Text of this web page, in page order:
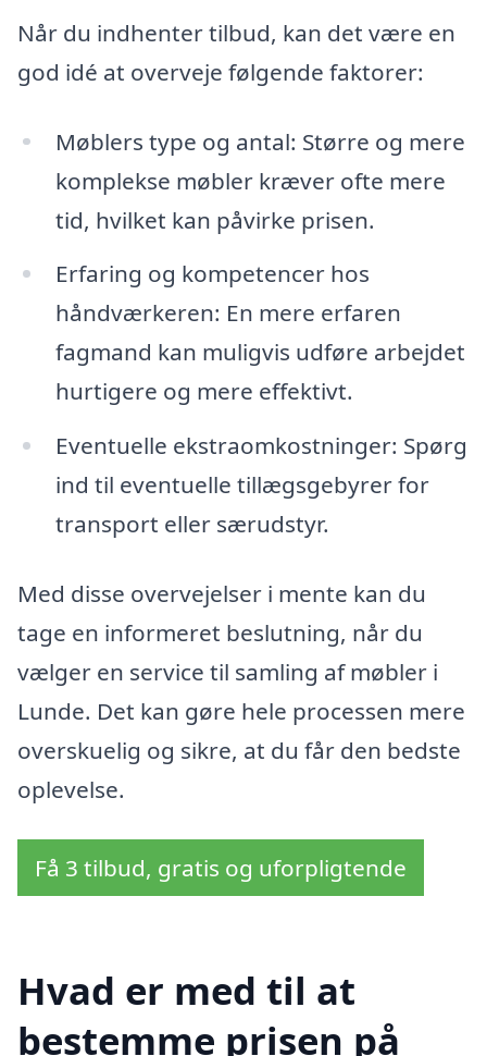
Når du indhenter tilbud, kan det være en
god idé at overveje følgende faktorer:
Møblers type og antal: Større og mere
komplekse møbler kræver ofte mere
tid, hvilket kan påvirke prisen.
Erfaring og kompetencer hos
håndværkeren: En mere erfaren
fagmand kan muligvis udføre arbejdet
hurtigere og mere effektivt.
Eventuelle ekstraomkostninger: Spørg
ind til eventuelle tillægsgebyrer for
transport eller særudstyr.
Med disse overvejelser i mente kan du
tage en informeret beslutning, når du
vælger en service til samling af møbler i
Lunde. Det kan gøre hele processen mere
overskuelig og sikre, at du får den bedste
oplevelse.
Få 3 tilbud, gratis og uforpligtende
Hvad er med til at
bestemme prisen på